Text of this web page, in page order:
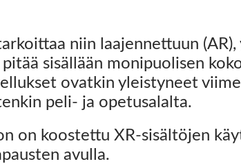
niin laajennettuun
pitää sisällään monipuolisen
ovatkin yleistyneet
peli- ja opetusalalta.
on koostettu XR-sisältöjen
avulla.